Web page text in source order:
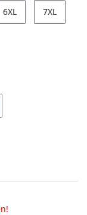
6XL 7XL